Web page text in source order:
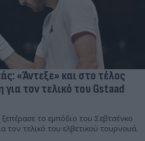
«Άντεξε» και στο τέλος
τον τελικό του Gstaad
το εμπόδιο του Σεβτσένκο
τον τελικό του ελβετικού τουρνουά.